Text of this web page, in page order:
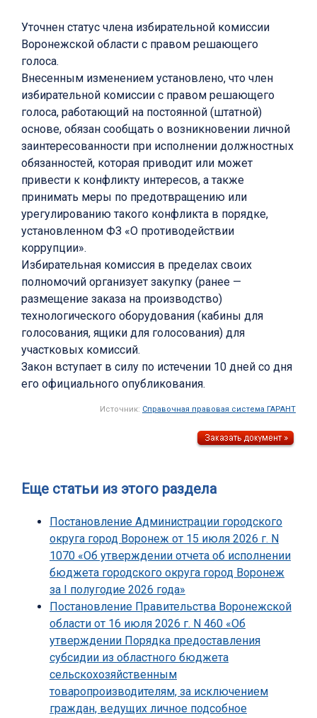
Уточнен статус члена избирательной комиссии
Воронежской области с правом решающего
голоса.
Внесенным изменением установлено, что член
избирательной комиссии с правом решающего
голоса, работающий на постоянной (штатной)
основе, обязан сообщать о возникновении личной
заинтересованности при исполнении должностных
обязанностей, которая приводит или может
привести к конфликту интересов, а также
принимать меры по предотвращению или
урегулированию такого конфликта в порядке,
установленном ФЗ «О противодействии
коррупции».
Избирательная комиссия в пределах своих
полномочий организует закупку (ранее —
размещение заказа на производство)
технологического оборудования (кабины для
голосования, ящики для голосования) для
участковых комиссий.
Закон вступает в силу по истечении 10 дней со дня
его официального опубликования.
Источник: Справочная правовая система ГАРАНТ
Еще статьи из этого раздела
Постановление Администрации городского
округа город Воронеж от 15 июля 2026 г. N
1070 «Об утверждении отчета об исполнении
бюджета городского округа город Воронеж
за I полугодие 2026 года»
Постановление Правительства Воронежской
области от 16 июля 2026 г. N 460 «Об
утверждении Порядка предоставления
субсидии из областного бюджета
сельскохозяйственным
товаропроизводителям, за исключением
граждан, ведущих личное подсобное